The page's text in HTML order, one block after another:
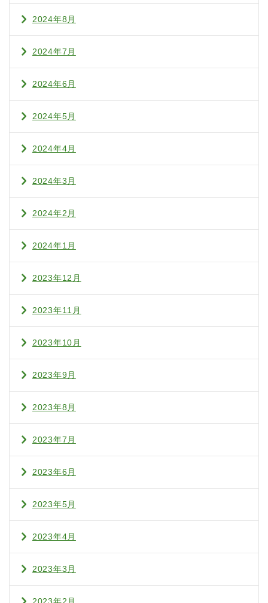
2024年8月
2024年7月
2024年6月
2024年5月
2024年4月
2024年3月
2024年2月
2024年1月
2023年12月
2023年11月
2023年10月
2023年9月
2023年8月
2023年7月
2023年6月
2023年5月
2023年4月
2023年3月